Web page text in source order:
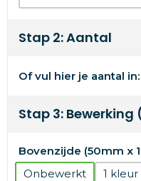
Stap 2: Aantal
Of vul hier je aantal in:
Stap 3:
Bovenzijde (50mm x
Onbewerkt
1